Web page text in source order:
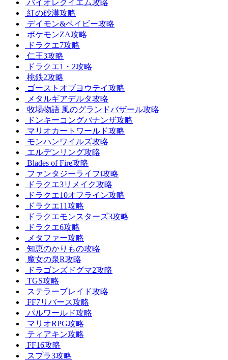
バイオレクイエム攻略
紅の砂漠攻略
デイモン&ベイビー攻略
ポケモンZA攻略
ドラクエ7攻略
仁王3攻略
ドラクエ1・2攻略
桃鉄2攻略
ゴーストオブヨウテイ攻略
メタルギアデルタ攻略
牧場物語 風のグランドバザール攻略
ドンキーコングバナンザ攻略
マリオカートワールド攻略
モンハンワイルズ攻略
エルデンリング攻略
Blades of Fire攻略
ファンタジーライフi攻略
ドラクエ3リメイク攻略
ドラクエ10オフライン攻略
ドラクエ11攻略
ドラクエモンスターズ3攻略
ドラクエ6攻略
メタファー攻略
知恵のかりもの攻略
魔女の泉R攻略
ドラゴンズドグマ2攻略
TGS攻略
ステラーブレイド攻略
FF7リバース攻略
パルワールド攻略
マリオRPG攻略
ティアキン攻略
FF16攻略
スプラ3攻略